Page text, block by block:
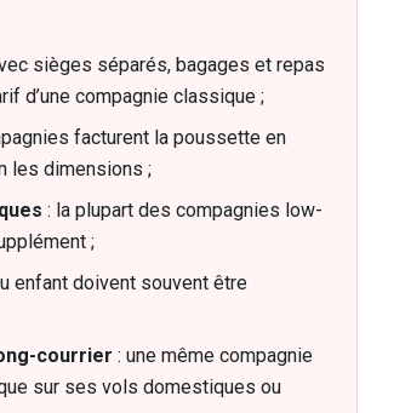
sièges séparés, bagages et repas
d’une compagnie classique ;
facturent la poussette en
les dimensions ;
: la plupart des compagnies low-
;
enfant doivent souvent être
courrier : une même compagnie
sur ses vols domestiques ou